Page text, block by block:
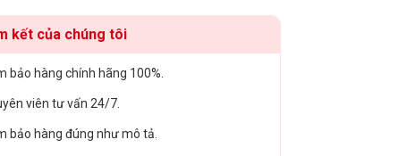
kết của chúng tôi
bảo hàng chính hãng 100%.
viên tư vấn 24/7.
bảo hàng đúng như mô tả.